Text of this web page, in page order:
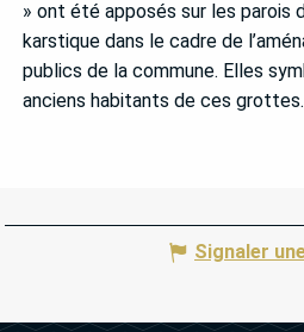
» ont été apposés sur les parois
karstique dans le cadre de
publics de la commune. Elles
anciens habitants de ces grottes.
Signaler